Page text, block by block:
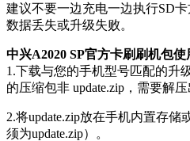
建议不要一边充电一边执行SD
数据丢失或升级失败。
中兴A2020 SP官方卡刷刷机包使
1.下载与您的手机型号匹配的升
的压缩包非 update.zip，需要解压
2.将update.zip放在手机内置存
须为update.zip）。